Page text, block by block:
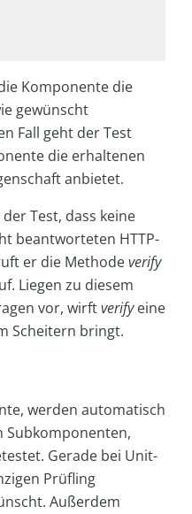
Komponente die
gewünscht
Fall geht der Test
die erhaltenen
anbietet.
Test, dass keine
beantworteten HTTP-
er die Methodeverify
Liegen zu diesem
vor, wirftverifyeine
Scheitern bringt.
werden automatisch
Subkomponenten,
Gerade bei Unit-
Prüfling
Außerdem